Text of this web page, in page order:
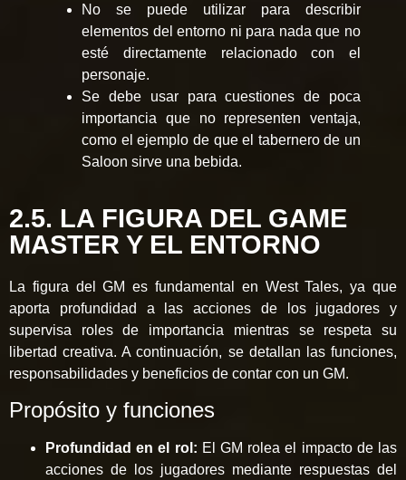
No se puede utilizar para describir
elementos del entorno ni para nada que no
esté directamente relacionado con el
personaje.
Se debe usar para cuestiones de poca
importancia que no representen ventaja,
como el ejemplo de que el tabernero de un
Saloon sirve una bebida.
2.5. LA FIGURA DEL GAME
MASTER Y EL ENTORNO
La figura del GM es fundamental en West Tales, ya que
aporta profundidad a las acciones de los jugadores y
supervisa roles de importancia mientras se respeta su
libertad creativa. A continuación, se detallan las funciones,
responsabilidades y beneficios de contar con un GM.
Propósito y funciones
Profundidad en el rol: El GM rolea el impacto de las
acciones de los jugadores mediante respuestas del